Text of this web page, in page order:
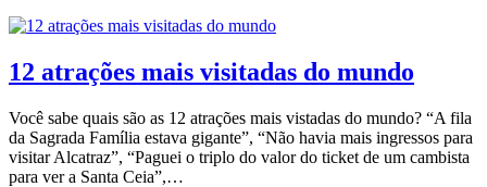
12 atrações mais visitadas do mundo
Você sabe quais são as 12 atrações mais vistadas do mundo? “A fila
da Sagrada Família estava gigante”, “Não havia mais ingressos para
visitar Alcatraz”, “Paguei o triplo do valor do ticket de um cambista
para ver a Santa Ceia”,…